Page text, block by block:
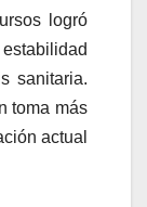
logró
sanitaria.
toma más
actual